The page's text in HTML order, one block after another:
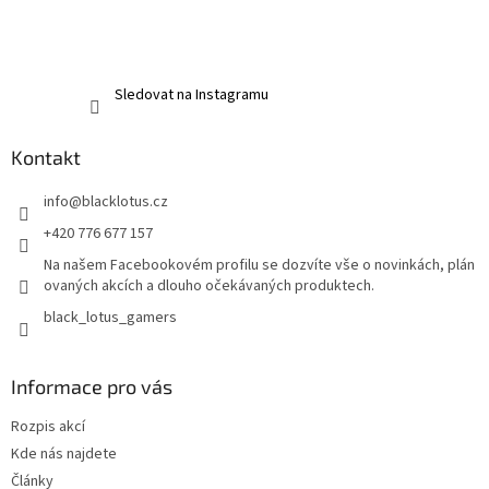
Sledovat na Instagramu
Kontakt
info@blacklotus.cz
+420 776 677 157
Na našem Facebookovém profilu se dozvíte vše o novinkách, plán
ovaných akcích a dlouho očekávaných produktech.
black_lotus_gamers
Informace pro vás
Rozpis akcí
Kde nás najdete
Články